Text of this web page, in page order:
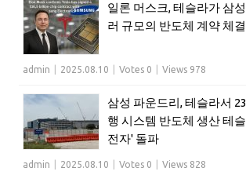
일론 머스크, 테슬라가 삼
러 규모의 반도체 계약 체
admin 2025.08.10 Votes 0 Views 978
삼성 파운드리, 테슬라서
행 시스템 반도체 생산 테
전자' 돌파
admin 2025.08.10 Votes 0 Views 828